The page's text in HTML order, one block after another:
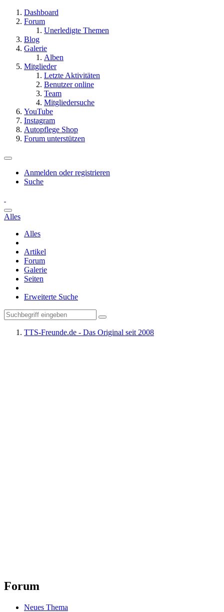
Dashboard
Forum
Unerledigte Themen
Blog
Galerie
Alben
Mitglieder
Letzte Aktivitäten
Benutzer online
Team
Mitgliedersuche
YouTube
Instagram
Autopflege Shop
Forum unterstützen
Anmelden oder registrieren
Suche
Alles
Alles
Artikel
Forum
Galerie
Seiten
Erweiterte Suche
TTS-Freunde.de - Das Original seit 2008
Forum
Neues Thema